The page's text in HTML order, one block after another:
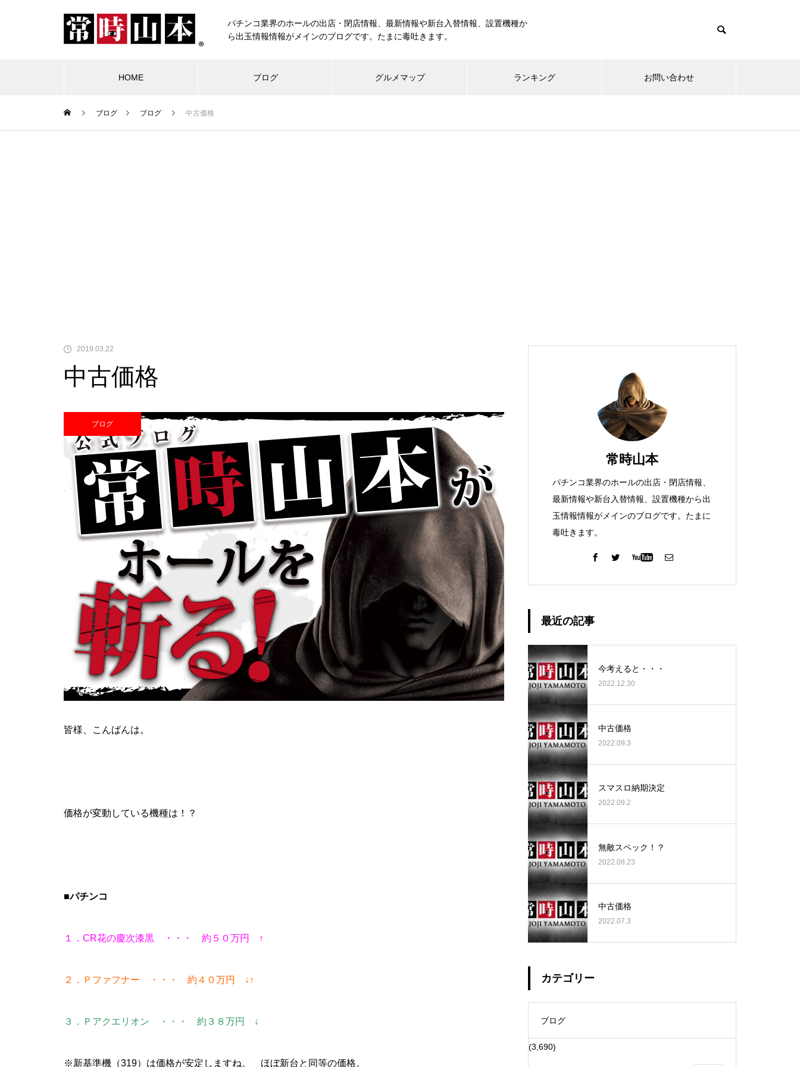
パチンコ業界のホールの出店・閉店情報、最新情報や新台入替情報、設置機種か
ら出玉情報情報がメインのブログです。たまに毒吐きます。
HOME ブログ グルメマップ ランキング お問い合わせ
ブログ 常時山本
S新鬼武者
検定通過状況 民事再生申請 検定通過状況
ティアラ蓮田店様 東京イースト様
ビックディッパー様 パンドラ横須賀店様 ゴールデンセンター様
物件視察③
ブログ ブログ 中古価格
2019.03.22
中古価格
ブログ
皆様、こんばんは。
価格が変動している機種は！？
■パチンコ
１．CR花の慶次漆黒 ・・・ 約５０万円 ↑
２．Ｐファフナー ・・・ 約４０万円 ↓↑
３．Ｐアクエリオン ・・・ 約３８万円 ↓
※新基準機（319）は価格が安定しますね。 ほぼ新台と同等の価格。
常時山本
パチンコ業界のホールの出店・閉店情報、
最新情報や新台入替情報、設置機種から出
玉情報情報がメインのブログです。たまに
毒吐きます。
最近の記事
今考えると・・・
2022.12.30
中古価格
2022.09.3
スマスロ納期決定
2022.09.2
無敵スペック！？
2022.08.23
中古価格
2022.07.3
カテゴリー
ブログ
(3,690)